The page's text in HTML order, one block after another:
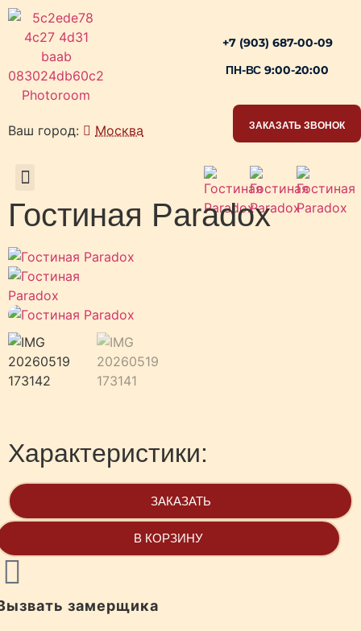
+7 (903) 687-00-09
ПН-ВС 9:00-20:00
Ваш город: Москва ЗАКАЗАТЬ ЗВОНОК
Гостиная Paradox
Характеристики:
ЗАКАЗАТЬ
В КОРЗИНУ
замерщика